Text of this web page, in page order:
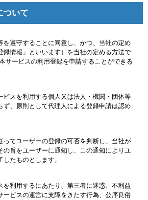
ついて
を遵守することに同意し、かつ、当社の定め
録情報」といいます）を当社の定める方法で
サービスの利用登録を申請することができる
ビスを利用する個人又は法人・機関・団体等
ず、原則として代理人による登録申請は認め
ってユーザーの登録の可否を判断し、当社が
の旨をユーザーに通知し、この通知によりユ
たものとします。
を利用するにあたり、第三者に迷惑、不利益
ービスの運営に支障をきたす行為、公序良俗